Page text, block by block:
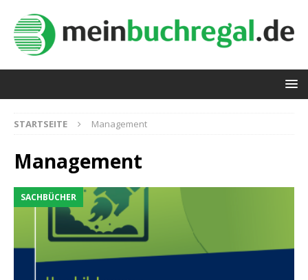
STARTSEITE Management
Management
SACHBÜCHER